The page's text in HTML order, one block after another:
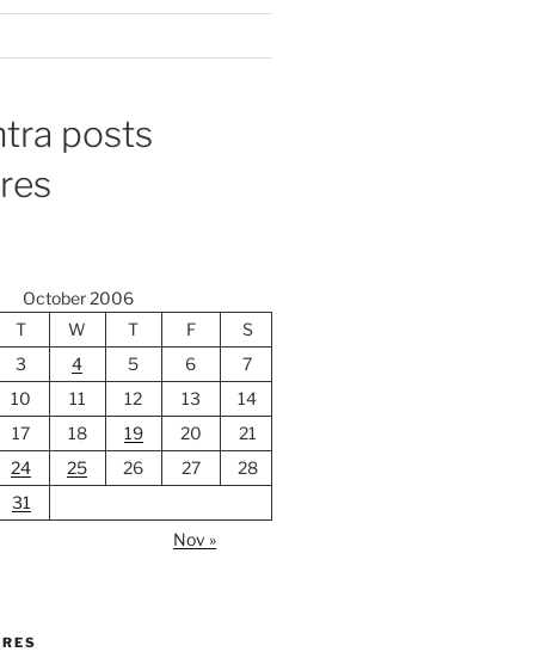
posts
October 2006
T
W T F
S
3
4 5 6
7
10
11 12 13
14
17
18 19 20
21
24
25 26 27
28
31
Nov »